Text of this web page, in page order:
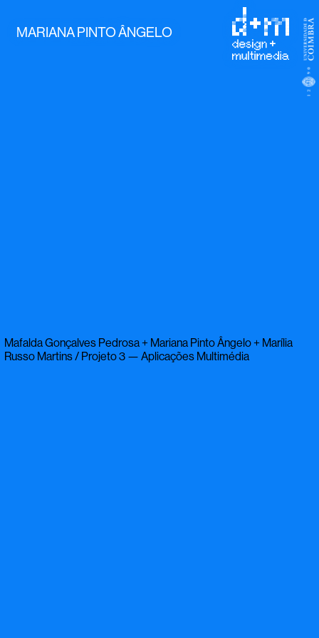
MARIANA PINTO ÂNGELO
Mafalda Gonçalves Pedrosa + Mariana Pinto Ângelo + Marília
Russo Martins / Projeto 3 — Aplicações Multimédia